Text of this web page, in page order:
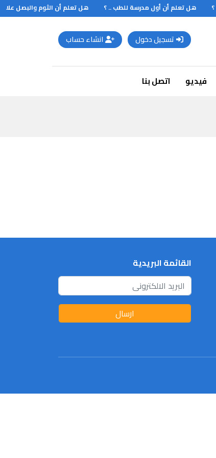
هل تعلم أن أول مدرسة للطب .. ؟ هل تعلم أن الثوم والبصل علاج
تسجيل دخول انشاء حساب
فيديو اتصل بنا
القائمة البريدية
ارسال